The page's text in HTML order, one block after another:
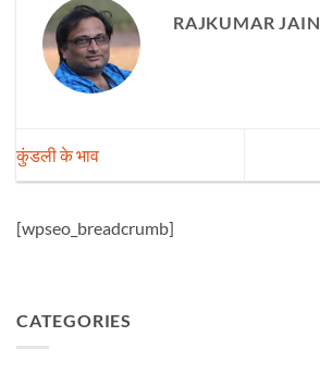
RAJKUMAR JAIN
कुंडली के भाव
[wpseo_breadcrumb]
CATEGORIES